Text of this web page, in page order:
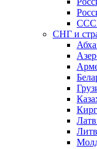
СНГ и